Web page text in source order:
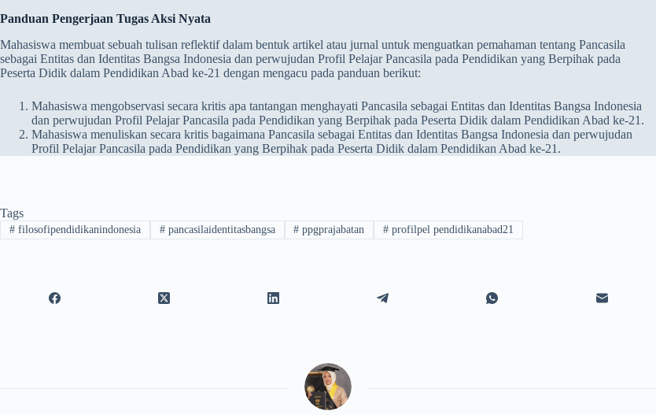
Panduan Pengerjaan Tugas Aksi Nyata
Mahasiswa membuat sebuah tulisan reflektif dalam bentuk artikel atau jurnal untuk menguatkan pemahaman tentang Pancasila
sebagai Entitas dan Identitas Bangsa Indonesia dan perwujudan Profil Pelajar Pancasila pada Pendidikan yang Berpihak pada
Peserta Didik dalam Pendidikan Abad ke-21 dengan mengacu pada panduan berikut:
Mahasiswa mengobservasi secara kritis apa tantangan menghayati Pancasila sebagai Entitas dan Identitas Bangsa Indonesia
dan perwujudan Profil Pelajar Pancasila pada Pendidikan yang Berpihak pada Peserta Didik dalam Pendidikan Abad ke-21.
Mahasiswa menuliskan secara kritis bagaimana Pancasila sebagai Entitas dan Identitas Bangsa Indonesia dan perwujudan
Profil Pelajar Pancasila pada Pendidikan yang Berpihak pada Peserta Didik dalam Pendidikan Abad ke-21.
Tags
#filosofipendidikanindonesia #pancasilaidentitasbangsa # ppgprajabatan # profilpel pendidikanabad21